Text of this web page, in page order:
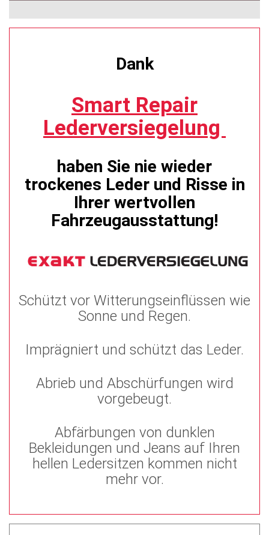
Dank
Smart Repair
Lederversiegelung
haben Sie nie wieder
trockenes Leder und Risse in
Ihrer wertvollen
Fahrzeugausstattung!
Schützt vor Witterungseinflüssen wie
Sonne und Regen.
Imprägniert und schützt das Leder.
Abrieb und Abschürfungen wird
vorgebeugt.
Abfärbungen von dunklen
Bekleidungen und Jeans auf Ihren
hellen Ledersitzen kommen nicht
mehr vor.